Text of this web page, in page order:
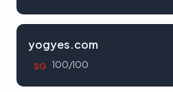
yogyes.com
SG 100/100